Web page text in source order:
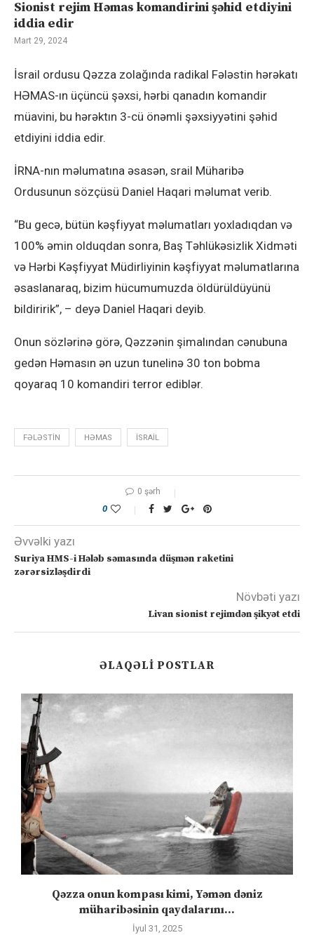
Sionist rejim Həmas komandirini şəhid etdiyini
iddia edir
Mart 29, 2024
İsrail ordusu Qəzza zolağında radikal Fələstin hərəkatı
HƏMAS-ın üçüncü şəxsi, hərbi qanadın komandir
müavini, bu hərəktın 3-cü önəmli şəxsiyyətini şəhid
etdiyini iddia edir.
İRNA-nın məlumatına əsasən, srail Müharibə
Ordusunun sözçüsü Daniel Haqari məlumat verib.
“Bu gecə, bütün kəşfiyyat məlumatları yoxladıqdan və
100% əmin olduqdan sonra, Baş Təhlükəsizlik Xidməti
və Hərbi Kəşfiyyat Müdirliyinin kəşfiyyat məlumatlarına
əsaslanaraq, bizim hücumumuzda öldürüldüyünü
bildiririk”, – deyə Daniel Haqari deyib.
Onun sözlərinə görə, Qəzzənin şimalından cənubuna
gedən Həmasın ən uzun tunelinə 30 ton bobma
qoyaraq 10 komandiri terror ediblər.
FƏLƏSTIN HƏMAS ISRAIL
0 şərh
0
Əvvəlki yazı
Suriya HMS-i Hələb səmasında düşmən raketini
zərərsizləşdirdi
Növbəti yazı
Livan sionist rejimdən şikyət etdi
ƏLAQƏLI POSTLAR
Qəzza onun kompası kimi, Yəmən dəniz
müharibəsinin qaydalarını...
İyul 31, 2025